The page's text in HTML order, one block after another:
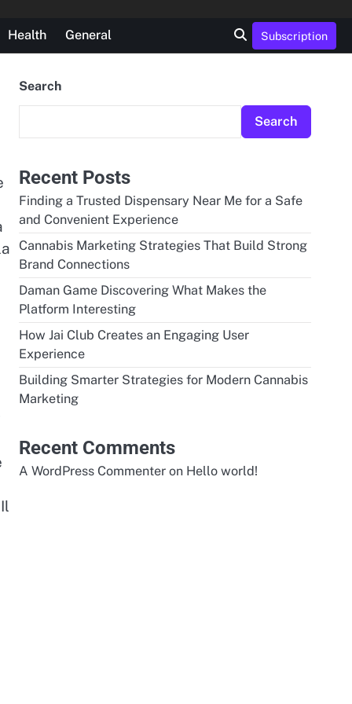
Health General Subscription
Search
Search
Recent Posts
Finding a Trusted Dispensary Near Me for a Safe
and Convenient Experience
Cannabis Marketing Strategies That Build Strong
Brand Connections
Daman Game Discovering What Makes the
Platform Interesting
How Jai Club Creates an Engaging User
Experience
Building Smarter Strategies for Modern Cannabis
Marketing
Recent Comments
A WordPress Commenter on Hello world!